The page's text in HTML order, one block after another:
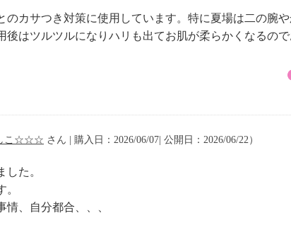
ルロン酸ヒドロキ
クロスポリマーＮ
花発酵液、サッ
酵液、乳酸桿菌／
シ果汁発酵液、ア
酵エキス、アス
ス／コメヌカ発
発酵液、サッカ
菌／マテチャ葉
のカサつき対策に使用しています。特に夏場は二の腕
はツルツルになりハリも出てお肌が柔らかくなるの
こ☆☆☆ さん | 購入日：2026/06/07| 公開日：2026/06/22）
た。
、自分都合、、、